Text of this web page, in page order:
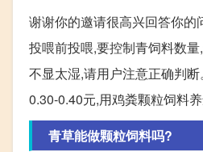
谢谢你的邀请很高兴回答你
投喂前投喂,要控制青饲料数
不显太湿,请用户注意正确判
0.30-0.40元,用鸡粪颗粒饲料
青草能做颗粒饲料吗?